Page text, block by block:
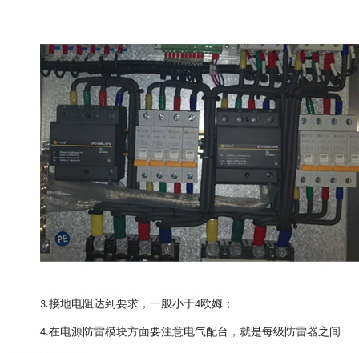
3.接地电阻达到要求， 一般小于4欧姆；
4.在电源防雷模块方面要注意电气配台，就是每级防雷器之间